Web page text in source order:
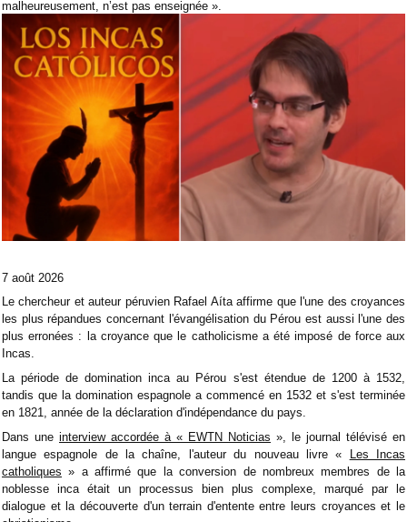
malheureusement, n’est pas enseignée ».
7 août 2026
Le chercheur et auteur péruvien Rafael Aíta affirme que l'une des croyances
les plus répandues concernant l'évangélisation du Pérou est aussi l'une des
plus erronées : la croyance que le catholicisme a été imposé de force aux
Incas.
La période de domination inca au Pérou s'est étendue de 1200 à 1532,
tandis que la domination espagnole a commencé en 1532 et s'est terminée
en 1821, année de la déclaration d'indépendance du pays.
Dans une interview accordée à « EWTN Noticias », le journal télévisé en
langue espagnole de la chaîne, l'auteur du nouveau livre «
Les Incas
catholiques » a affirmé que la conversion de nombreux membres de la
noblesse inca était un processus bien plus complexe, marqué par le
dialogue et la découverte d'un terrain d'entente entre leurs croyances et le